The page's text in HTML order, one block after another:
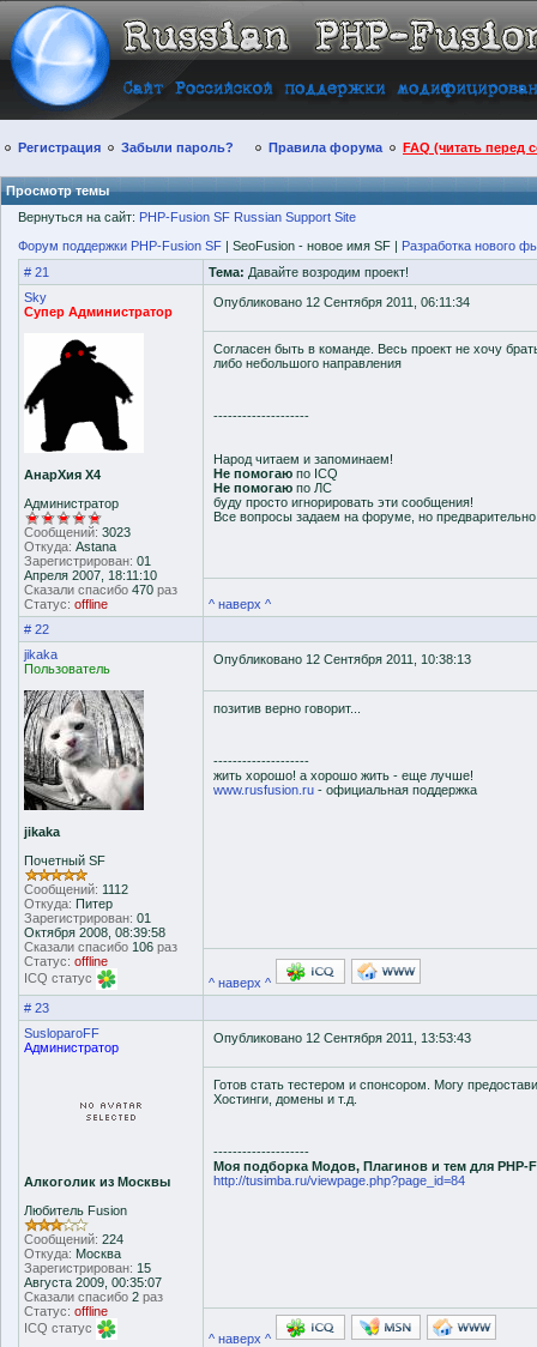
Регистрация Забыли пароль? Правила форума FAQ (читать перед
Просмотр темы
Вернуться на сайт: PHP-Fusion SF Russian Support Site
Форум поддержки PHP-Fusion SF | SeoFusion - новое имя SF | Разработка нового
# 21
Тема: Давайте возродим проект!
Sky
Супер Администратор
АнарХия Х4
Администратор
Сообщений: 3023
Откуда: Astana
Зарегистрирован: 01
Апреля 2007, 18:11:10
Сказали спасибо 470 раз
Статус: offline
Опубликовано 12 Сентября 2011, 06:11:34
Согласен быть в команде. Весь проект не хочу
либо небольшого направления
--------------------
Народ читаем и запоминаем!
Не помогаю по ICQ
Не помогаю по ЛС
буду просто игнорировать эти сообщения!
Все вопросы задаем на форуме, но
^ наверх ^
# 22
jikaka
Пользователь
jikaka
Почетный SF
Сообщений: 1112
Откуда: Питер
Зарегистрирован: 01
Октября 2008, 08:39:58
Сказали спасибо 106 раз
Статус: offline
ICQ статус
Опубликовано 12 Сентября 2011, 10:38:13
позитив верно говорит...
--------------------
жить хорошо! а хорошо жить - еще лучше!
www.rusfusion.ru - официальная поддержка
^ наверх ^
# 23
SusloparoFF
Администратор
Алкоголик из Москвы
Любитель Fusion
Сообщений: 224
Откуда: Москва
Зарегистрирован: 15
Августа 2009, 00:35:07
Сказали спасибо 2 раз
Статус: offline
ICQ статус
Опубликовано 12 Сентября 2011, 13:53:43
Готов стать тестером и спонсором. Могу
Хостинги, домены и т.д.
--------------------
Моя подборка Модов, Плагинов и тем для PHP-
http://tusimba.ru/viewpage.php?page_id=84
^ наверх ^